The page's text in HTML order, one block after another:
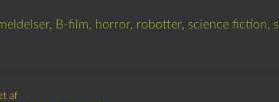
, B-film, horror, robotter, science fiction,
af